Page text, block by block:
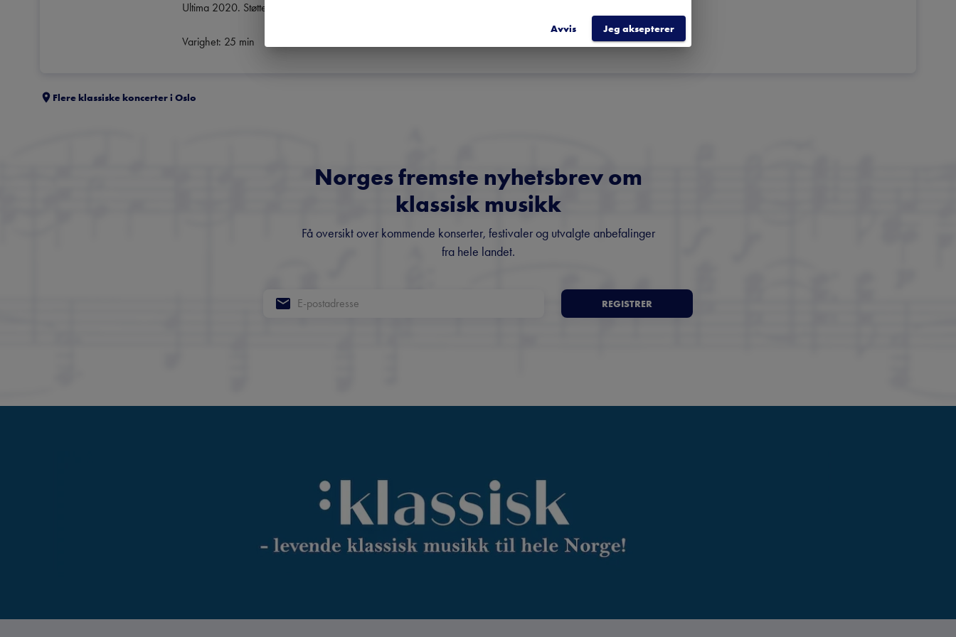
Ultima 2020. Støttet av Norsk Kulturråd
Varighet: 25 min
Flere klassiske koncerter i Oslo
Norges fremste nyhetsbrev om
klassisk musikk
Få oversikt over kommende konserter, festivaler og utvalgte anbefalinger
fra hele landet.
REGISTRER
Avvis Jeg aksepterer